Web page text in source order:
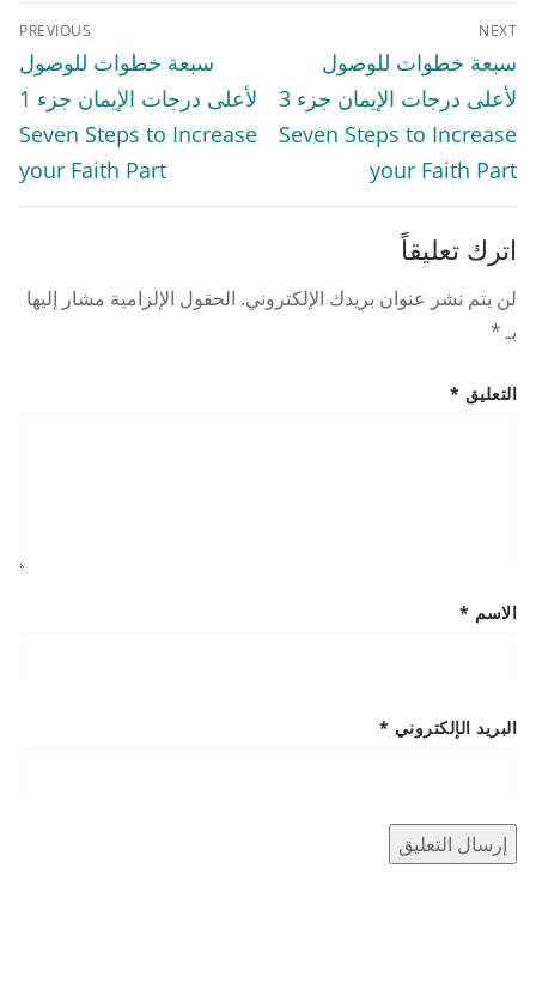
تصفّح
المقالات
PREVIOUS
Previous
post:
سبعة خطوات للوصول
لأعلى درجات الإيمان جزء 1
Seven Steps to Increase
your Faith Part
NEXT
Next
post:
سبعة خطوات للوصول
لأعلى درجات الإيمان جزء 3
Seven Steps to Increase
your Faith Part
اترك تعليقاً
لن يتم نشر عنوان بريدك الإلكتروني. الحقول الإلزامية مشار إليها
بـ*
التعليق *
الاسم *
البريد الإلكتروني *